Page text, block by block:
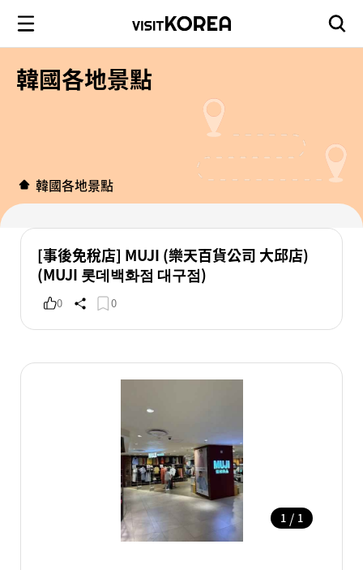
韓國各地景點
韓國各地景點
[事後免稅店] MUJI (樂天百貨公司 大邱店)
(MUJI 롯데백화점 대구점)
0 0
1 / 1